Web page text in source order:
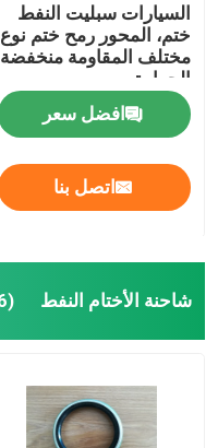
السيارات سبليت النفط
ختم، المحور رمح ختم نوع
مختلف المقاومة منخفضة
الحرارة
افضل سعر
اتصل بنا
شاحنة الأختام النفط (26)